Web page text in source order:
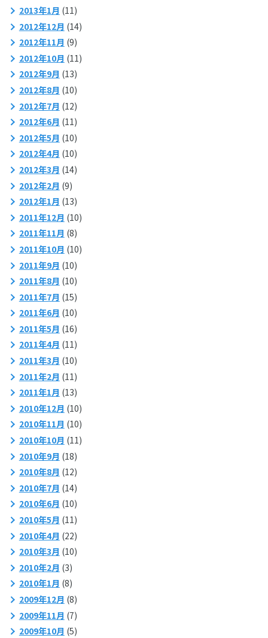
2013年1月 (11)
2012年12月 (14)
2012年11月 (9)
2012年10月 (11)
2012年9月 (13)
2012年8月 (10)
2012年7月 (12)
2012年6月 (11)
2012年5月 (10)
2012年4月 (10)
2012年3月 (14)
2012年2月 (9)
2012年1月 (13)
2011年12月 (10)
2011年11月 (8)
2011年10月 (10)
2011年9月 (10)
2011年8月 (10)
2011年7月 (15)
2011年6月 (10)
2011年5月 (16)
2011年4月 (11)
2011年3月 (10)
2011年2月 (11)
2011年1月 (13)
2010年12月 (10)
2010年11月 (10)
2010年10月 (11)
2010年9月 (18)
2010年8月 (12)
2010年7月 (14)
2010年6月 (10)
2010年5月 (11)
2010年4月 (22)
2010年3月 (10)
2010年2月 (3)
2010年1月 (8)
2009年12月 (8)
2009年11月 (7)
2009年10月 (5)